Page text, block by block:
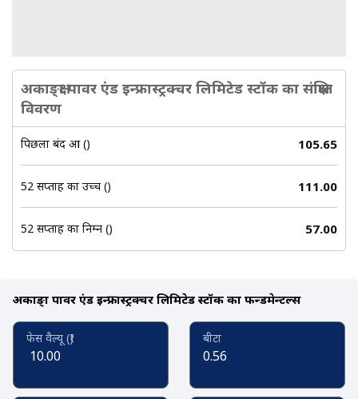
अकाङ्क्षा पावर एंड इन्फ्रास्ट्रक्चर लिमिटेड स्टॉक का संक्षिप्त
विवरण
पिछला बंद हुआ (₹) 105.65
52 सप्ताह का उच्च (₹) 111.00
52 सप्ताह का निम्न (₹) 57.00
अकाङ्क्षा पावर एंड इन्फ्रास्ट्रक्चर लिमिटेड स्टॉक का फन्डमेन्टल्स
फेस वैल्यू (₹)
10.00
बीटा
0.56